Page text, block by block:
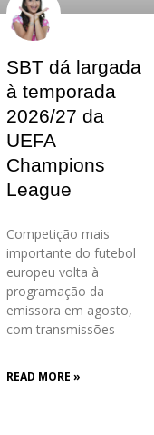
SBT dá largada
à temporada
2026/27 da
UEFA
Champions
League
Competição mais
importante do futebol
europeu volta à
programação da
emissora em agosto,
com transmissões
READ MORE »